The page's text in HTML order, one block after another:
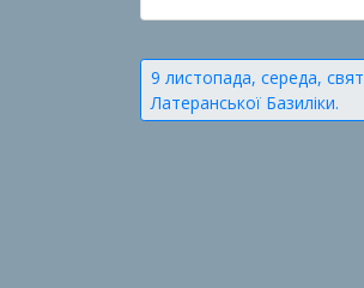
п
у
б
л
Навігація
записів
9 листопада, середа,
Латеранської Базиліки.